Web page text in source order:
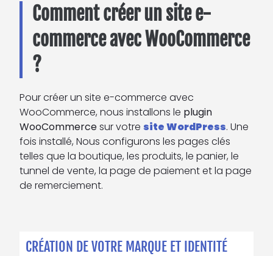
Comment créer un site e-
commerce avec WooCommerce
?
Pour créer un site e-commerce avec
WooCommerce, nous installons le plugin
WooCommercesur votresite WordPress. Une
fois installé, Nous configurons les pages clés
telles que la boutique, les produits, le panier, le
tunnel de vente, la page de paiement et la page
de remerciement.
CRÉATION DE VOTRE MARQUE ET IDENTITÉ